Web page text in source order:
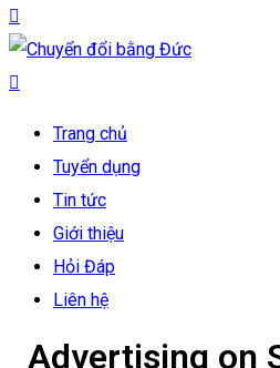
Trang chủ
Tuyển dụng
Tin tức
Giới thiệu
Hỏi Đáp
Liên hệ
Advertising on